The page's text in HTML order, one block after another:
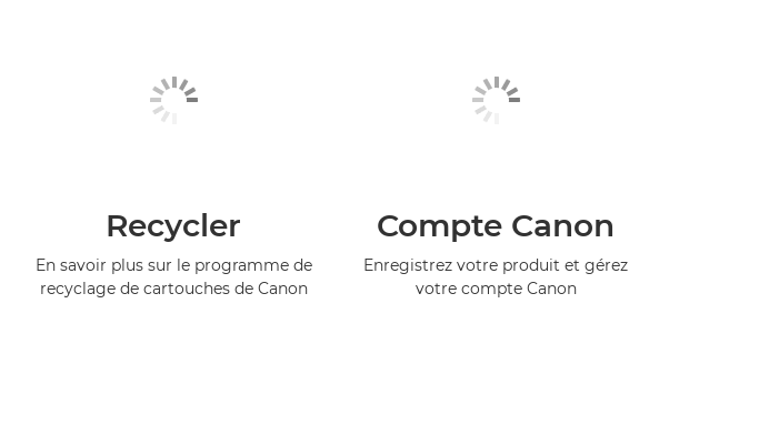
Recycler
En savoir plus sur le programme de
recyclage de cartouches de Canon
Compte Canon
Enregistrez votre produit et gérez
votre compte Canon